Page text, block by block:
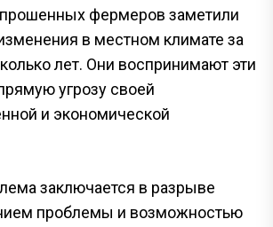
фермеров заметили
в местном климате за
лет. Они воспринимают эти
угрозу своей
и экономической
заключается в разрыве
проблемы и возможностью